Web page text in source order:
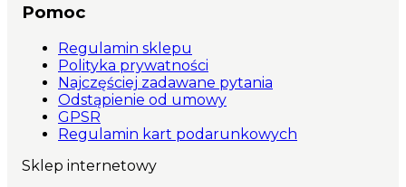
Pomoc
Regulamin sklepu
Polityka prywatności
Najczęściej zadawane pytania
Odstąpienie od umowy
GPSR
Regulamin kart podarunkowych
Sklep internetowy